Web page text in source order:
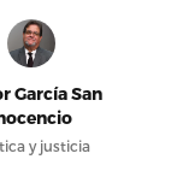
García San
y justicia